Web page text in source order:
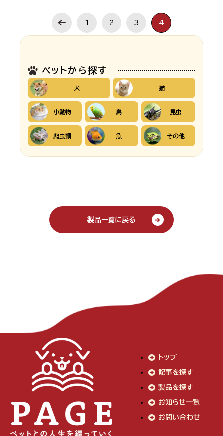
1 2 3 4
ペットから探す
犬 猫
小動物 鳥 昆虫
爬虫類 魚 その他
製品一覧に戻る
トップ
記事を探す
製品を探す
お知らせ一覧
お問い合わせ